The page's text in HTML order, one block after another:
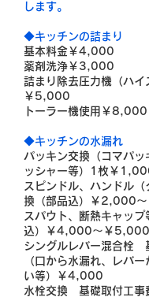
します。
◆キッチンの詰まり
基本料金￥4,000
薬剤洗浄￥3,000
詰まり除去圧力機（ハイ
￥5,000
トーラー機使用￥8,000
◆キッチンの水漏れ
パッキン交換（コマパッ
ッシャー等）1枚￥
スピンドル、ハンドル（
換（部品込）￥2,000
スパウト、断熱キャップ
込）￥4,000～￥5,000
シングルレバー混合栓
（口から水漏れ、レバ
い等）￥4,000
水栓交換 基礎取付工